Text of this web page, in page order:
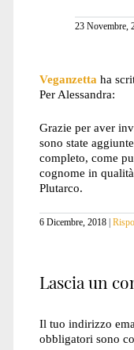
23 Novembre,
Veganzetta ha
Per Alessandra:
Grazie per aver
sono state
completo, come
cognome in
Plutarco.
6 Dicembre, 2018
Lascia un
Il tuo indirizzo
obbligatori sono